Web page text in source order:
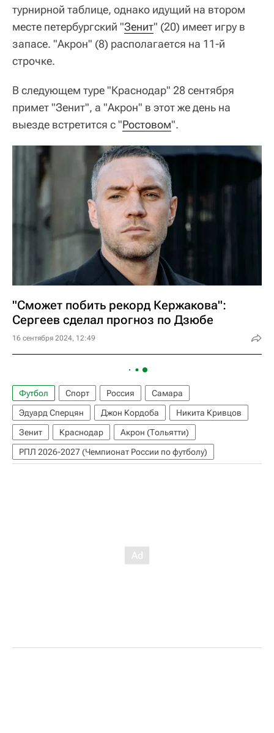
турнирной таблице, однако идущий на втором
месте петербургский "Зенит" (20) имеет игру в
запасе. "Акрон" (8) располагается на 11-й
строчке.
В следующем туре "Краснодар" 28 сентября
примет "Зенит", а "Акрон" в этот же день на
выезде встретится с "Ростовом".
"Сможет побить рекорд Кержакова":
Сергеев сделал прогноз по Дзюбе
16 сентября 2024, 12:49
Футбол Спорт Россия
Самара
Эдуард Сперцян
Джон Кордоба
Никита Кривцов
Зенит
Краснодар
Акрон (Тольятти)
РПЛ 2026-2027 (Чемпионат России по футболу)